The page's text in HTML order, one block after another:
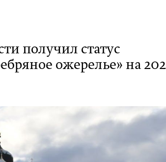
получил статус
ожерелье» на